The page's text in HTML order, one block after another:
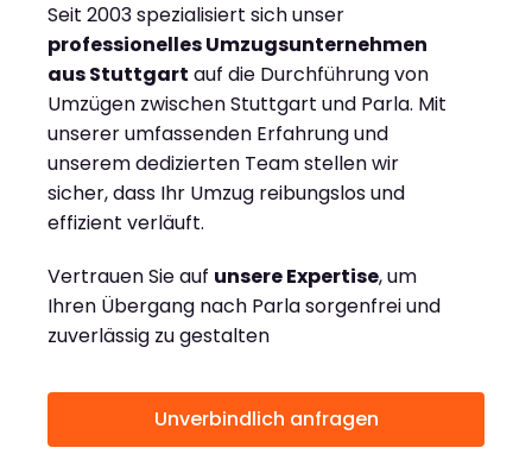
Seit 2003 spezialisiert sich unser
professionelles Umzugsunternehmen
aus Stuttgart auf die Durchführung von
Umzügen zwischen Stuttgart und Parla. Mit
unserer umfassenden Erfahrung und
unserem dedizierten Team stellen wir
sicher, dass Ihr Umzug reibungslos und
effizient verläuft.
Vertrauen Sie auf unsere Expertise, um
Ihren Übergang nach Parla sorgenfrei und
zuverlässig zu gestalten
Unverbindlich anfragen